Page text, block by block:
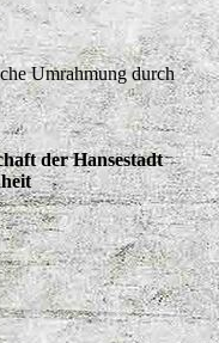
Umrahmung durch
der Hansestadt